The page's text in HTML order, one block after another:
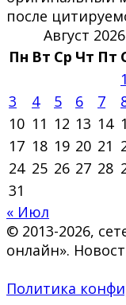
после
Август 2026
Пн Вт Ср Чт Пт
1
3
4 5 6 7
10 11 12 13 14
17 18 19 20 21
24 25 26 27 28
31
« Июл
© 2013-2026,
онлайн».
Политика